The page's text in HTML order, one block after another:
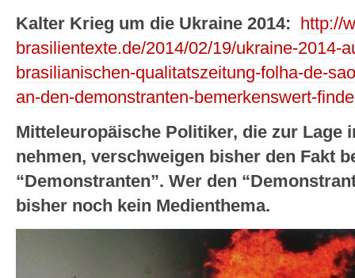
Kalter Krieg um die Ukraine 2014:
http://
brasilientexte.de/2014/02/19/ukraine-2014-
brasilianischen-qualitatszeitung-folha-de-
an-den-demonstranten-bemerkenswert-
Mitteleuropäische Politiker, die zur Lage
nehmen, verschweigen bisher den Fakt
“Demonstranten”. Wer den
bisher noch kein Medienthema.